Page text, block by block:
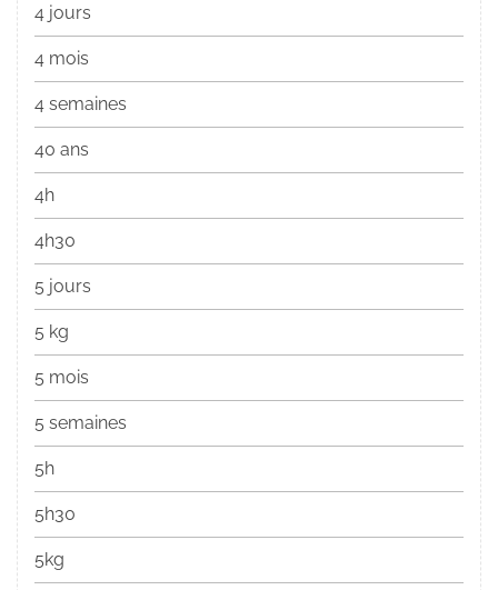
4 jours
4 mois
4 semaines
40 ans
4h
4h30
5 jours
5 kg
5 mois
5 semaines
5h
5h30
5kg